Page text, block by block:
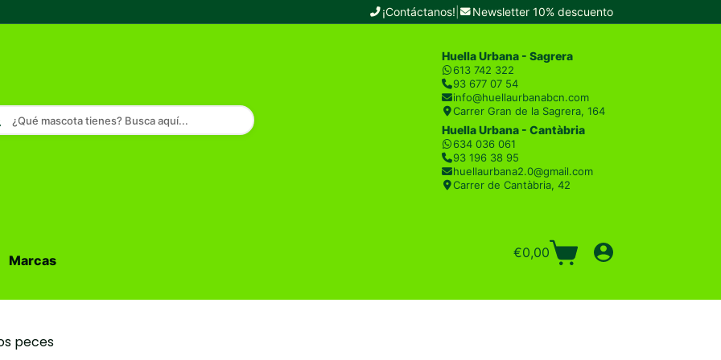
¡Contáctanos! Newsletter 10% descuento
¿Qué mascota tienes? Busca aquí...
Huella Urbana - Sagrera
613 742 322
93 677 07 54
info@huellaurbanabcn.com
Carrer Gran de la Sagrera, 164
Huella Urbana - Cantàbria
634 036 061
93 196 38 95
huellaurbana2.0@gmail.com
Carrer de Cantàbria, 42
Marcas
Carro
€0,00
peces